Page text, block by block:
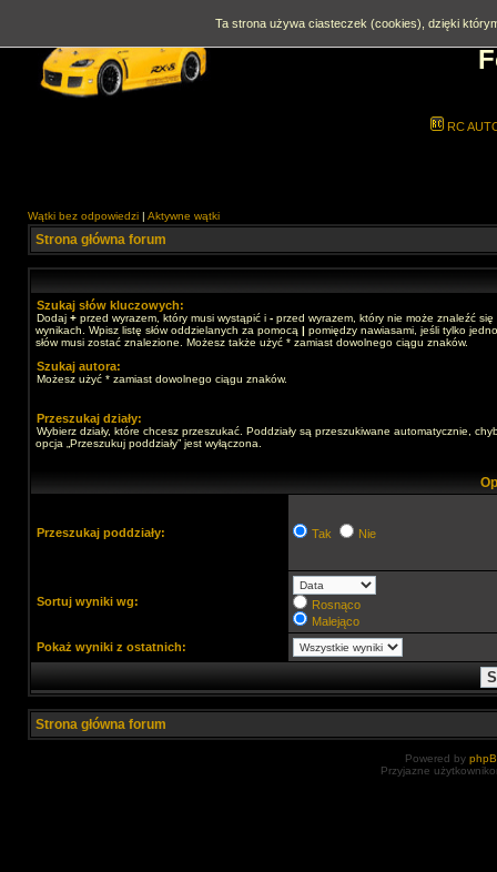
RC
Wątki bez odpowiedzi | Aktywne wątki
Strona główna forum
Szukaj słów kluczowych:
Dodaj + przed wyrazem, który musi wystąpić i - przed wyrazem, który nie może znaleźć się
wynikach. Wpisz listę słów oddzielanych za pomocą | pomiędzy nawiasami, jeśli tylko
słów musi zostać znalezione. Możesz także użyć * zamiast dowolnego ciągu znaków.
Szukaj autora:
Możesz użyć * zamiast dowolnego ciągu znaków.
Przeszukaj działy:
Wybierz działy, które chcesz przeszukać. Poddziały są przeszukiwane automatycznie,
opcja „Przeszukuj poddziały” jest wyłączona.
Przeszukaj poddziały: Tak Nie
Sortuj wyniki wg:
Rosnąco
Malejąco
Pokaż wyniki z ostatnich:
Strona główna forum
Powered by
Przyjazne
Ta strona używa ciasteczek (cookies), dzięki